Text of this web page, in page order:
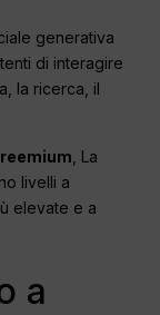
generativa
di interagire
la ricerca, il
, La
livelli a
elevate e a
a